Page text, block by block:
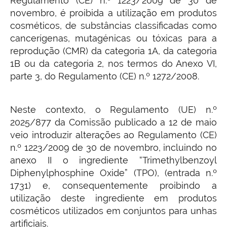
novembro, é proibida a utilização em produtos
cosméticos, de substâncias classificadas como
cancerígenas, mutagénicas ou tóxicas para a
reprodução (CMR) da categoria 1A, da categoria
1B ou da categoria 2, nos termos do Anexo VI,
parte 3, do Regulamento (CE) n.º 1272/2008.
Neste contexto, o Regulamento (UE) n.º
2025/877 da Comissão publicado a 12 de maio
veio introduzir alterações ao Regulamento (CE)
n.º 1223/2009 de 30 de novembro, incluindo no
anexo II o ingrediente “Trimethylbenzoyl
Diphenylphosphine Oxide” (TPO), (entrada n.º
1731) e, consequentemente proibindo a
utilização deste ingrediente em produtos
cosméticos utilizados em conjuntos para unhas
artificiais.